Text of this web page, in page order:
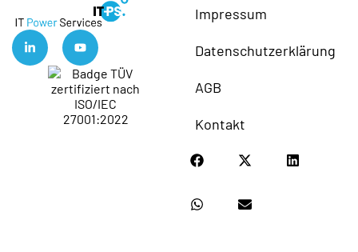
Impressum
Datenschutzerklärung
AGB
Kontakt